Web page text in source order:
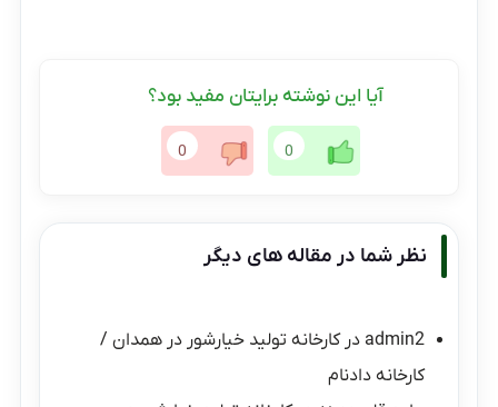
آیا این نوشته برایتان مفید بود؟
0
0
نظر شما در مقاله های دیگر
admin2 درکارخانه تولید خیارشور در همدان /
کارخانه دادنام